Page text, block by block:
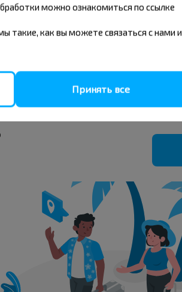
можно ознакомиться по ссылке
такие, как вы можете связаться с нами и
Принять все